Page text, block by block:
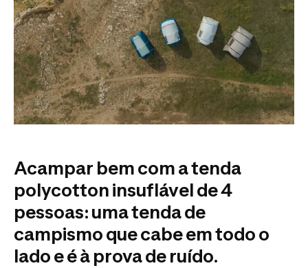
Acampar bem com a tenda
polycotton insuflável de 4
pessoas: uma tenda de
campismo que cabe em todo o
lado e é à prova de ruído.